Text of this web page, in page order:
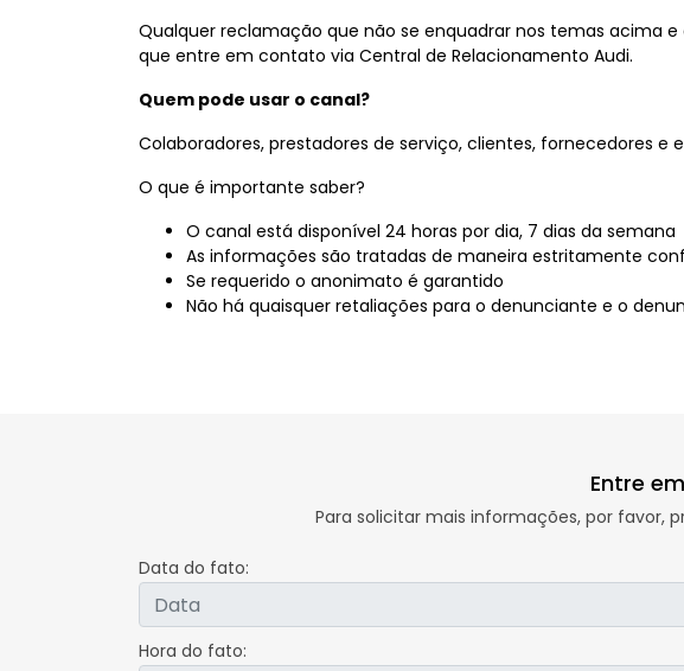
Qualquer reclamação que não se enquadrar nos temas acima
que entre em contato via Central de Relacionamento Audi.
Quem pode usar o canal?
Colaboradores, prestadores de serviço, clientes, fornecedores e
O que é importante saber?
O canal está disponível 24 horas por dia, 7 dias da semana
As informações são tratadas de maneira estritamente
Se requerido o anonimato é garantido
Não há quaisquer retaliações para o denunciante e o
Entre
Para solicitar mais informações, por favor,
Data do fato:
Hora do fato: